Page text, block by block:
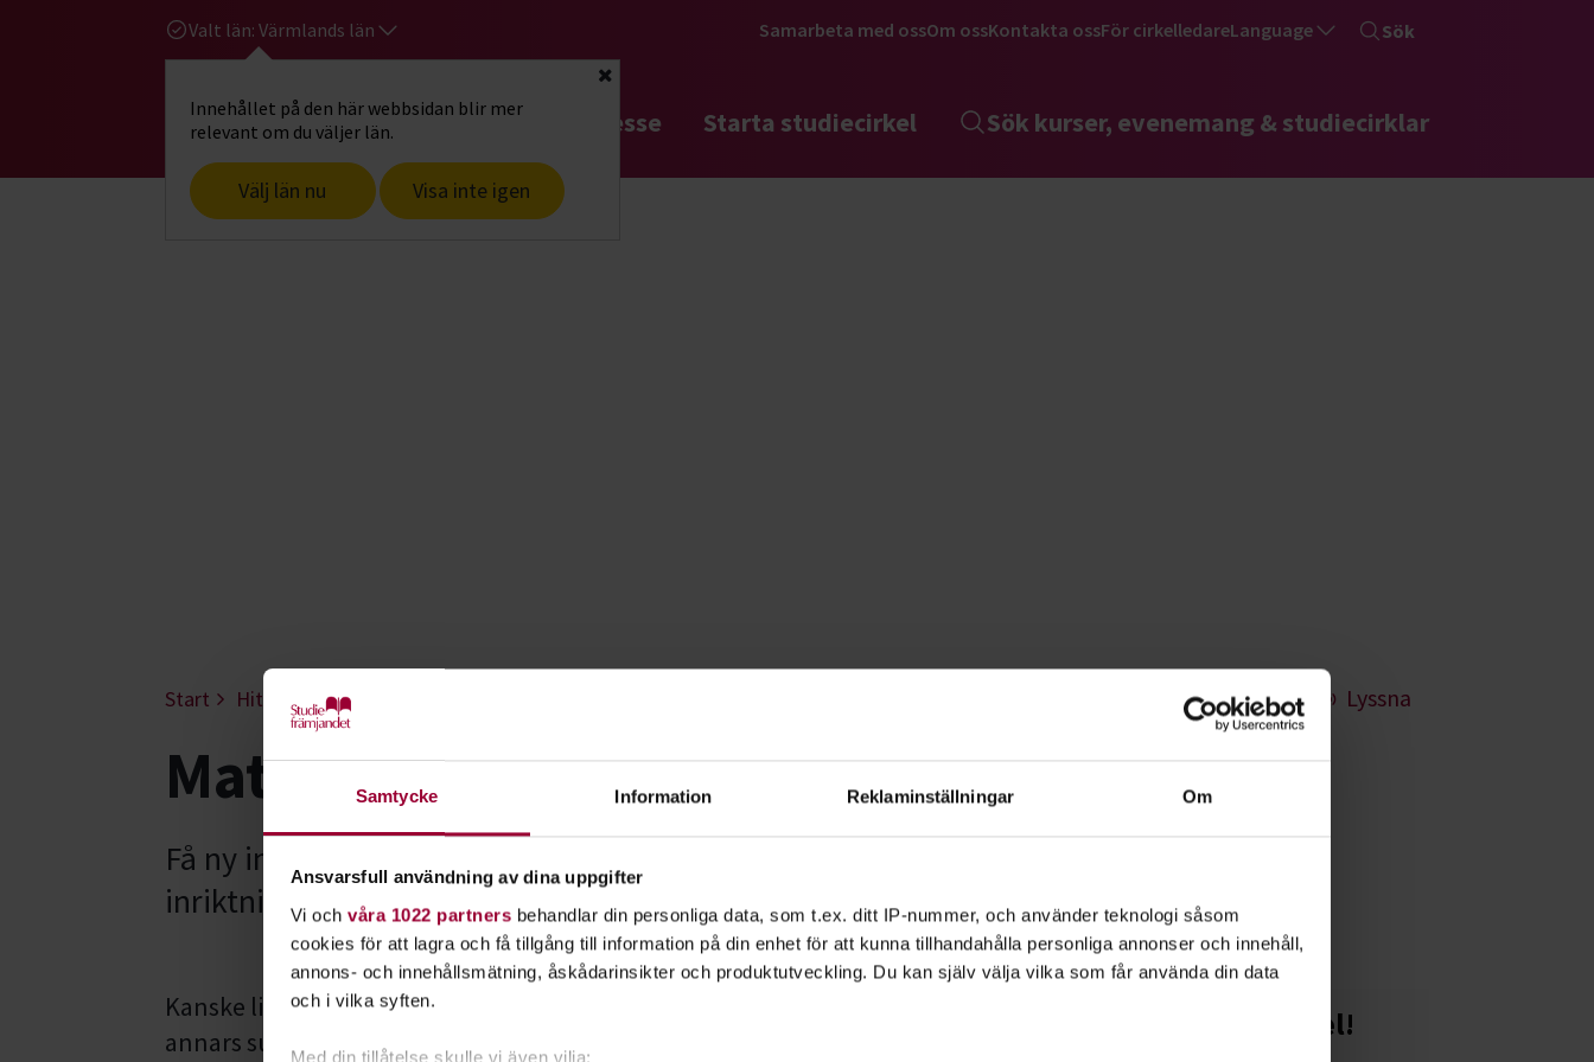
Samtycke Information Reklaminställningar Om
Ansvarsfull användning av dina uppgifter
Vi och våra 1022 partners behandlar din personliga data, som t.ex. ditt IP-nummer, och använder teknologi såsom
cookies för att lagra och få tillgång till information på din enhet för att kunna tillhandahålla personliga annonser och innehåll,
annons- och innehållsmätning, åskådarinsikter och produktutveckling. Du kan själv välja vilka som får använda din data
och i vilka syften.
Med din tillåtelse skulle vi även vilja:
Valt län: Värmlands län
Innehållet på den här webbsidan blir mer
relevant om du väljer län.
Välj län nu Visa inte igen
Stäng
Samarbeta med ossOm ossKontakta ossFör cirkelledareLanguage Sök
Gå till studiefrämjandets startsidaHitta intresse Starta studiecirkel Sök kurser, evenemang & studiecirklar
Start Hitta intresse Lyssna
Matlagning - Värmland
Få ny inspiration och bli säkrare i köket. Våra kurser och matcirklar har olika
inriktningar och teman. Vilken mat vill du lära dig laga?
Kanske ligger italienska pastasåser dig varmt om hjärtat? Raw food är
annars superhett just nu. Och det franska köket står sig alltid. Lär dig laga
Starta en studiecirkel!